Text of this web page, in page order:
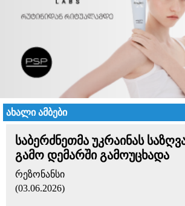
ახალი ამბები
საბერძნეთმა უკრაინას
გამო დემარში გამოუცხადა
რეზონანსი
(03.06.2026)